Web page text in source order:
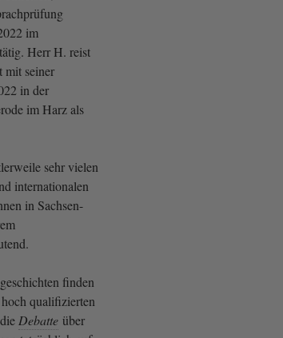
im
Herr H. reist
mit seiner
in der
im Harz als
sehr vielen
internationalen
in Sachsen-
finden
qualifizierten
Debatte über